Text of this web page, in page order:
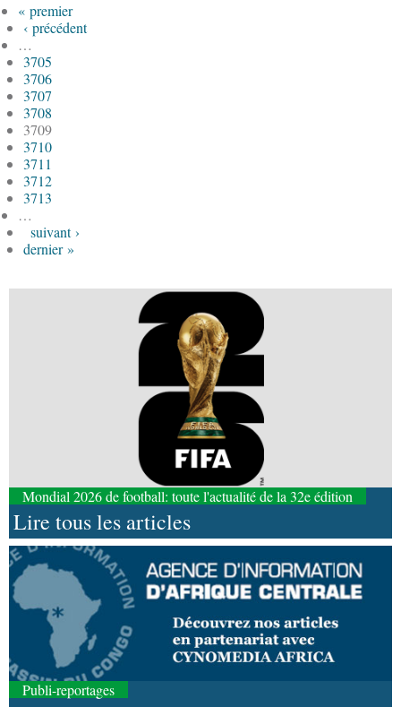
« premier
‹ précédent
…
3705
3706
3707
3708
3709
3710
3711
3712
3713
…
suivant ›
dernier »
Mondial 2026 de football: toute l'actualité de la 32e édition
Lire tous les articles
Publi-reportages